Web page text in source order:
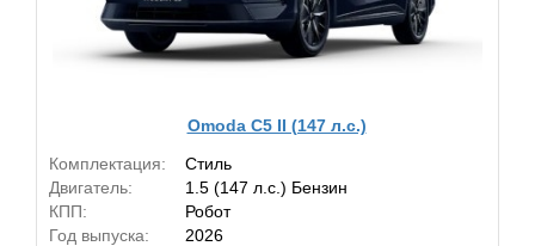
Omoda C5 II (147 л.с.)
Комплектация:
Стиль
Двигатель:
1.5 (147 л.с.) Бензин
КПП:
Робот
Год выпуска:
2026